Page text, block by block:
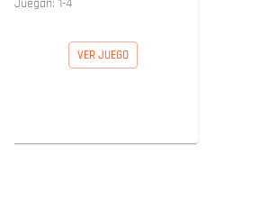
Juegan: 1-4
VER JUEGO